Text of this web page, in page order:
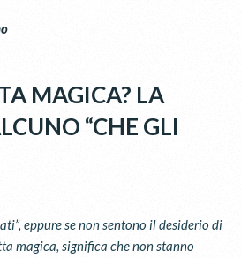
MAGICA? LA
“CHE GLI
eppure se non sentono il desiderio di
magica, significa che non stanno